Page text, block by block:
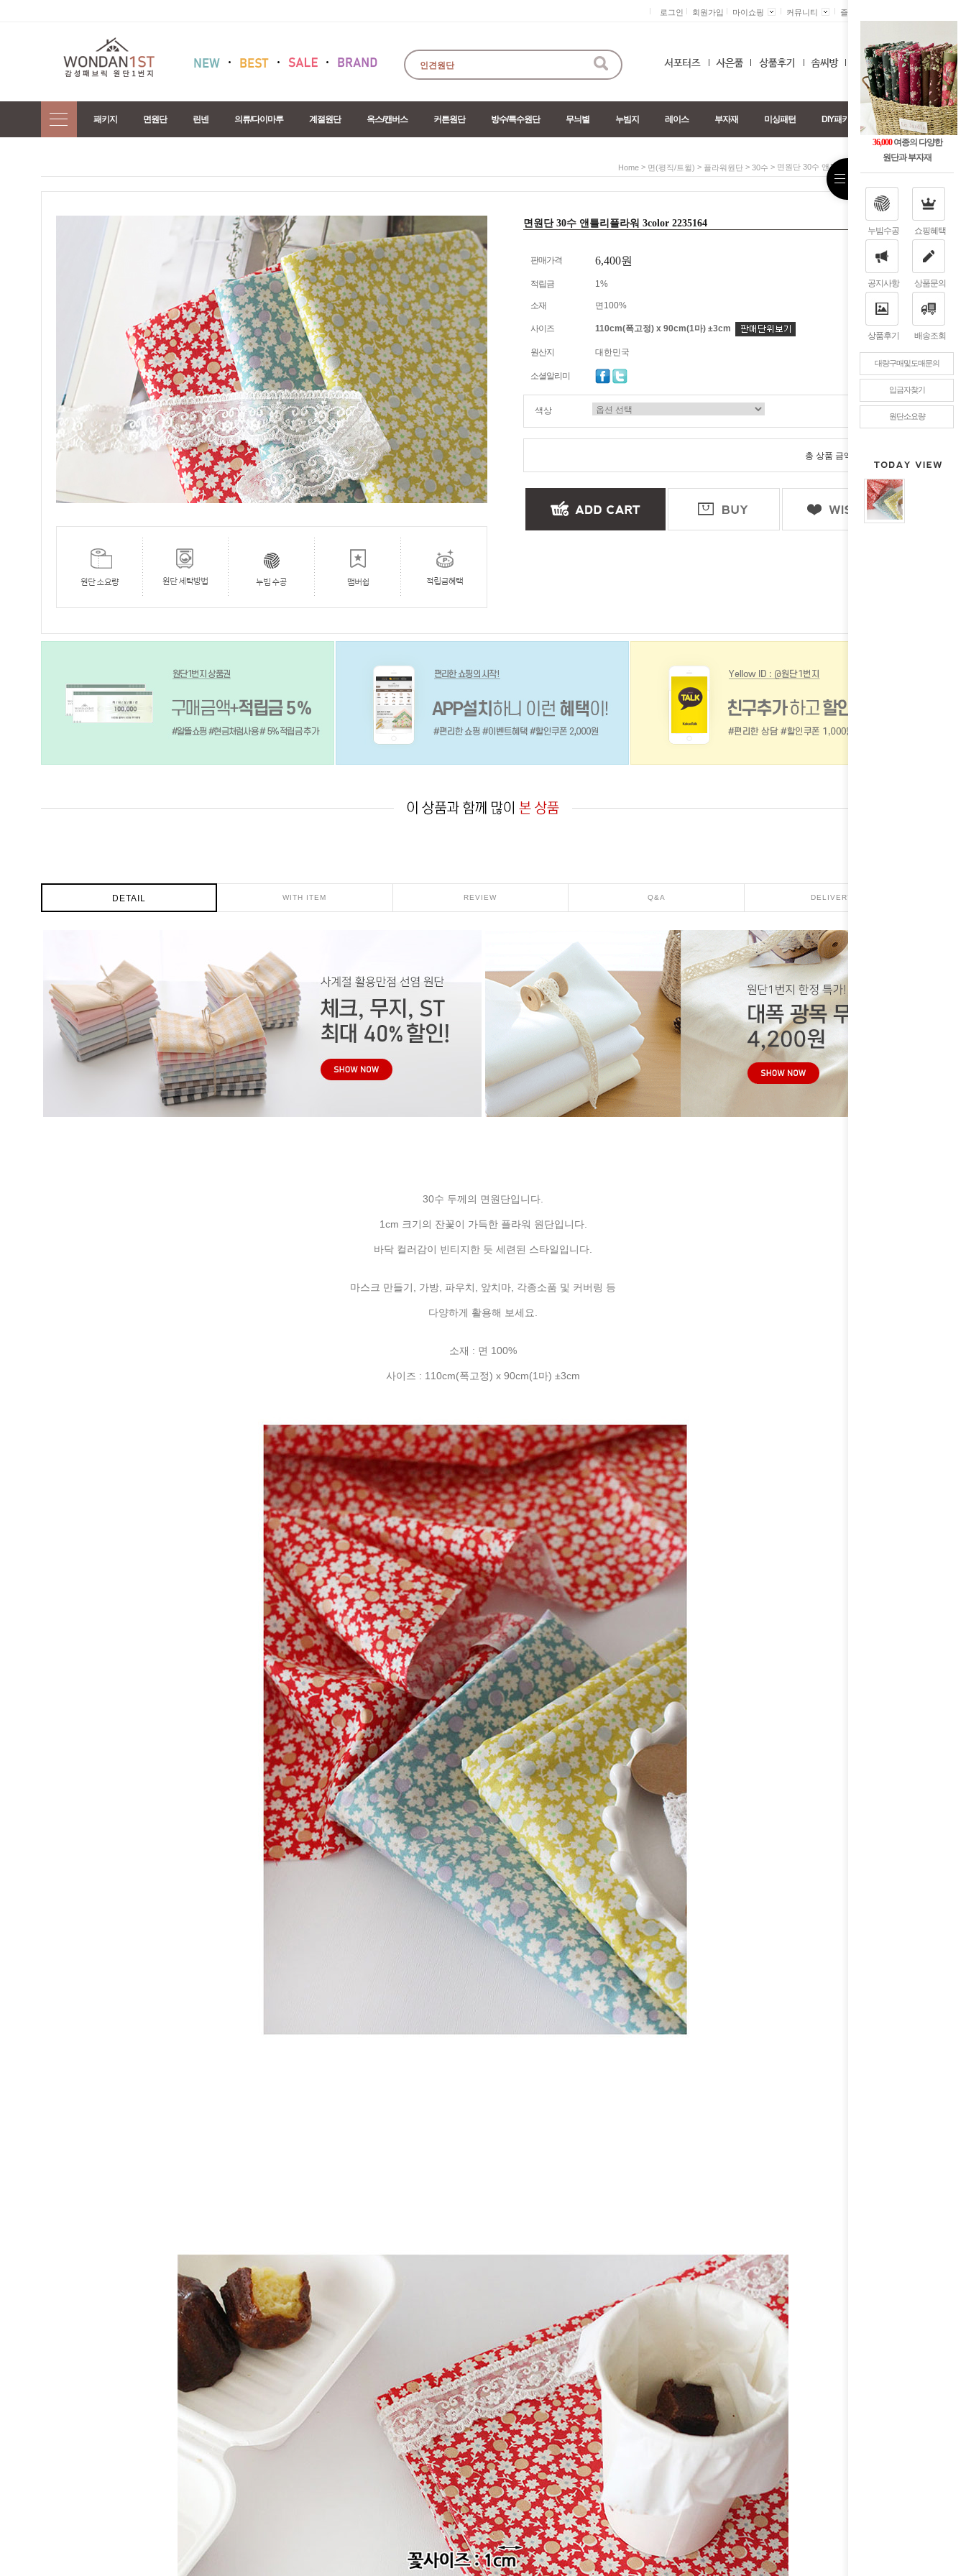
36,000여종의 다양한
원단과 부자재
누빔수공 쇼핑혜택
공지사항 상품문의
상품후기 배송조회
대량구매및도매문의
입금자찾기
원단소요량
로그인 회원가입 마이쇼핑 커뮤니티 즐겨찾기 +
0
패키지 면원단 린넨 의류/다이마루 계절원단 옥스/캔버스 커튼원단 방수/특수원단 무늬별 누빔지 레이스 부자재 미싱패턴 DIY패키지
Home > 면(평직/트윌) > 플라워원단 > 30수 > 면원단 30수 앤틀리플라워 3color 2235164
면원단 30수 앤틀리플라워 3color 2235164
판매가격 6,400원
적립금 1%
소재 면100%
사이즈 110cm(폭고정) x 90cm(1마) ±3cm
원산지 대한민국
소셜알리미
색상
총 상품 금액
DETAIL WITH ITEM REVIEW Q&A DELIVERY
30수 두께의 면원단입니다.
1cm 크기의 잔꽃이 가득한 플라워 원단입니다.
바닥 컬러감이 빈티지한 듯 세련된 스타일입니다.
마스크 만들기, 가방, 파우치, 앞치마, 각종소품 및 커버링 등
다양하게 활용해 보세요.
소재 : 면 100%
사이즈 : 110cm(폭고정) x 90cm(1마) ±3cm